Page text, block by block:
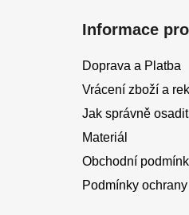
Informace
Doprava a Platba
Vrácení zboží a
Jak správně osadit
Materiál
Obchodní
Podmínky